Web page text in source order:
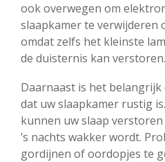
ook overwegen om
slaapkamer te verwijderen
omdat zelfs het kleinste
de duisternis kan verstoren.
Daarnaast is het
dat uw slaapkamer rustig
kunnen uw slaap
’s nachts wakker wordt.
gordijnen of oordopjes te